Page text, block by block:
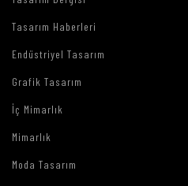
Tasarım Haberleri
Endüstriyel Tasarım
Grafik Tasarım
İç Mimarlık
Mimarlık
Moda Tasarım